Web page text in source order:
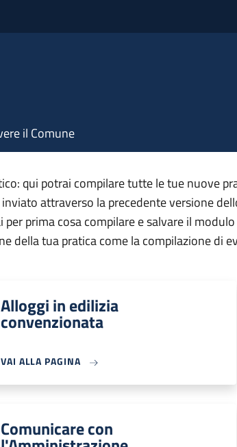
il Comune
qui potrai compilare tutte le tue nuove
attraverso la precedente versione
prima cosa compilare e salvare il
della tua pratica come la compilazione di
Alloggi in edilizia
convenzionata
VAI ALLA PAGINA
Comunicare con